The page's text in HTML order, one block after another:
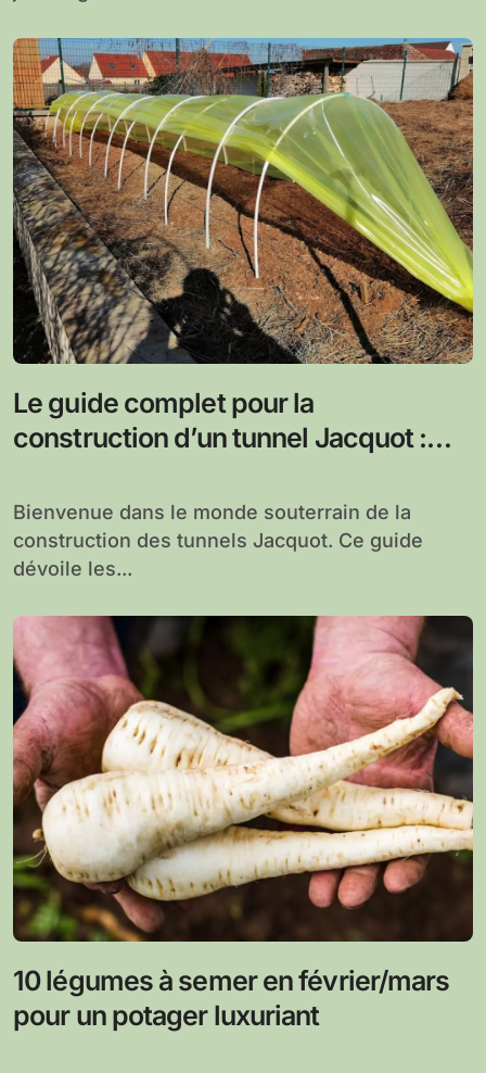
Le guide complet pour la
construction d’un tunnel Jacquot :
Bienvenue dans le monde souterrain de la
construction des tunnels Jacquot. Ce guide
dévoile les...
10 légumes à semer en février/mars
pour un potager luxuriant